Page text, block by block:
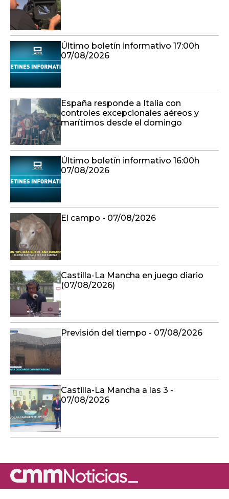
Último boletín informativo 17:00h
07/08/2026
España responde a Italia con
controles excepcionales aéreos y
marítimos desde el domingo
Último boletín informativo 16:00h
07/08/2026
El campo - 07/08/2026
Castilla-La Mancha en juego diario
(07/08/2026)
Previsión del tiempo - 07/08/2026
Castilla-La Mancha a las 3 -
07/08/2026